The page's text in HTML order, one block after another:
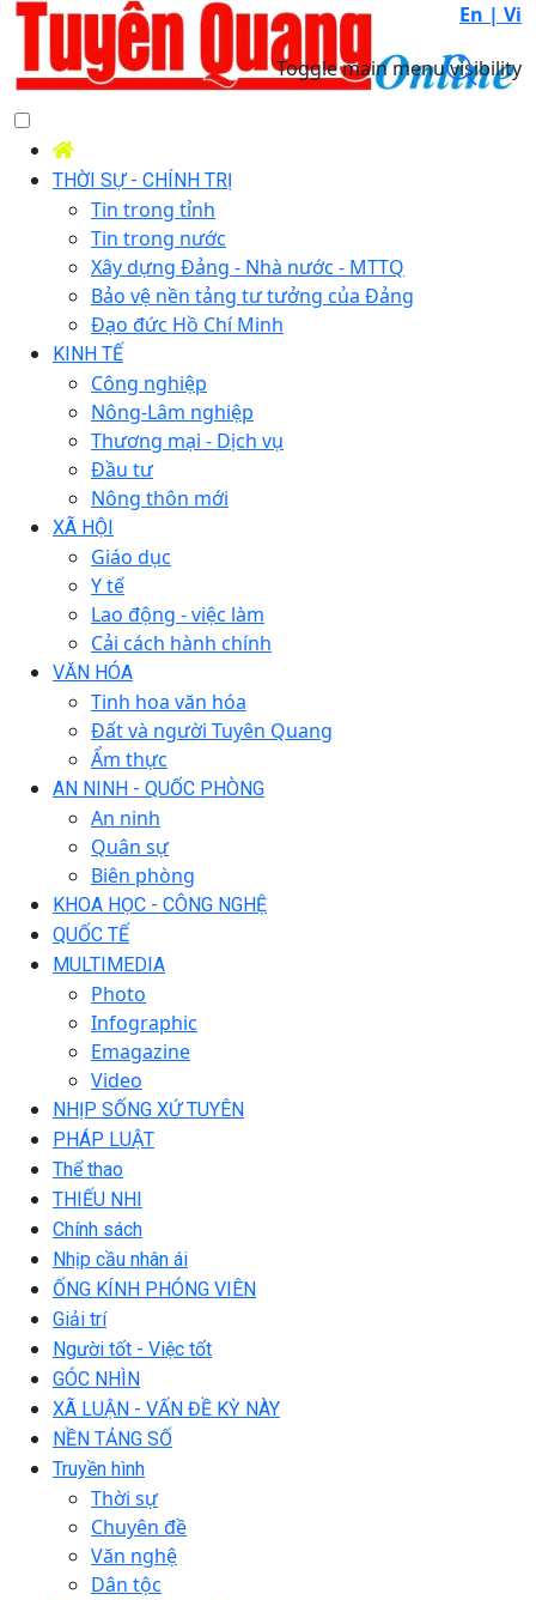
En | Vi
Toggle main menu visibility
THỜI SỰ - CHÍNH TRỊ
Tin trong tỉnh
Tin trong nước
Xây dựng Đảng - Nhà nước - MTTQ
Bảo vệ nền tảng tư tưởng của Đảng
Đạo đức Hồ Chí Minh
KINH TẾ
Công nghiệp
Nông-Lâm nghiệp
Thương mại - Dịch vụ
Đầu tư
Nông thôn mới
XÃ HỘI
Giáo dục
Y tế
Lao động - việc làm
Cải cách hành chính
VĂN HÓA
Tinh hoa văn hóa
Đất và người Tuyên Quang
Ẩm thực
AN NINH - QUỐC PHÒNG
An ninh
Quân sự
Biên phòng
KHOA HỌC - CÔNG NGHỆ
QUỐC TẾ
MULTIMEDIA
Photo
Infographic
Emagazine
Video
NHỊP SỐNG XỨ TUYÊN
PHÁP LUẬT
Thể thao
THIẾU NHI
Chính sách
Nhịp cầu nhân ái
ỐNG KÍNH PHÓNG VIÊN
Giải trí
Người tốt - Việc tốt
GÓC NHÌN
XÃ LUẬN - VẤN ĐỀ KỲ NÀY
NỀN TẢNG SỐ
Truyền hình
Thời sự
Chuyên đề
Văn nghệ
Dân tộc